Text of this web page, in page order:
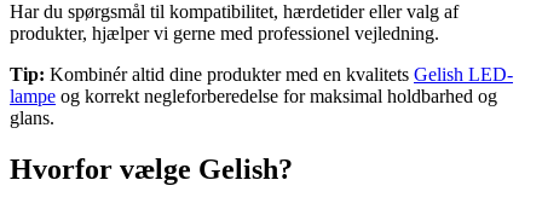
Har du spørgsmål til kompatibilitet, hærdetider eller valg af
produkter, hjælper vi gerne med professionel vejledning.
Tip: Kombinér altid dine produkter med en kvalitets Gelish LED-
lampe og korrekt negleforberedelse for maksimal holdbarhed og
glans.
Hvorfor vælge Gelish?